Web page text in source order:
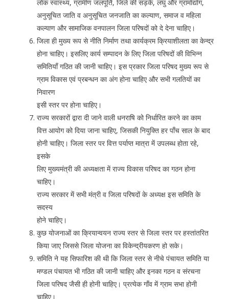
लोक स्वास्थ्य, ग्रामीण जलपूर्ति, जिले की सड़कें, लघु और ग्रामोद्योग,
अनुसूचित जाति व अनुसूचित जनजाति का कल्याण, समाज व महिला
कल्याण और सामाजिक वनपालन जिला परिषदों को दे देना चाहिए।
जिला ही मुख्य रूप से नीति निर्माण तथा कार्यक्रम क्रियाशीलता का केन्द्र
होना चाहिए। इसलिए कार्य सम्पादन के लिए जिला परिषदों की विभिन्न
समितियाँ गठित की जानी चाहिए। इस प्रकार जिला परिषद मुख्य रूप से
ग्राम विकास एवं प्रबन्धन का अंग होना चाहिए और सभी गलतियों का
निवारण
इसी स्तर पर होना चाहिए।
राज्य सरकारों द्वारा दी जाने वाली धनराषि को निर्धारित करने का काम
वित्त आयोग को दिया जाना चाहिए, जिसकी नियुक्ति हर पाँच साल के बाद
होनी चाहिए। जिला स्तर पर वित्त पर्याप्त मात्रा में उपलब्ध होता रहे,
इसके
लिए मुख्यमंत्री की अध्यक्षता में राज्य विकास परिषद का गठन होना
चाहिए।
राज्य सरकार में सभी मंत्री व जिला परिषदों के अध्यक्ष इस समिति के
सदस्य
होने चाहिए।
कुछ योजनाओं का क्रियान्वयन राज्य स्तर से जिला स्तर पर हस्तांतरित
किया जाए जिससे जिला योजना का विकेन्द्रीयकरण हो सके।
समिति ने यह सिफारिश की थी कि जिला स्तर से नीचे पंचायत समिति या
मण्डल पंचायत भी गठित की जानी चाहिए और इनका गठन व संरचना
जिला परिषद जैसी ही होनी चाहिए। प्रत्येक गाँव में ग्राम सभा होनी
चाहिए।